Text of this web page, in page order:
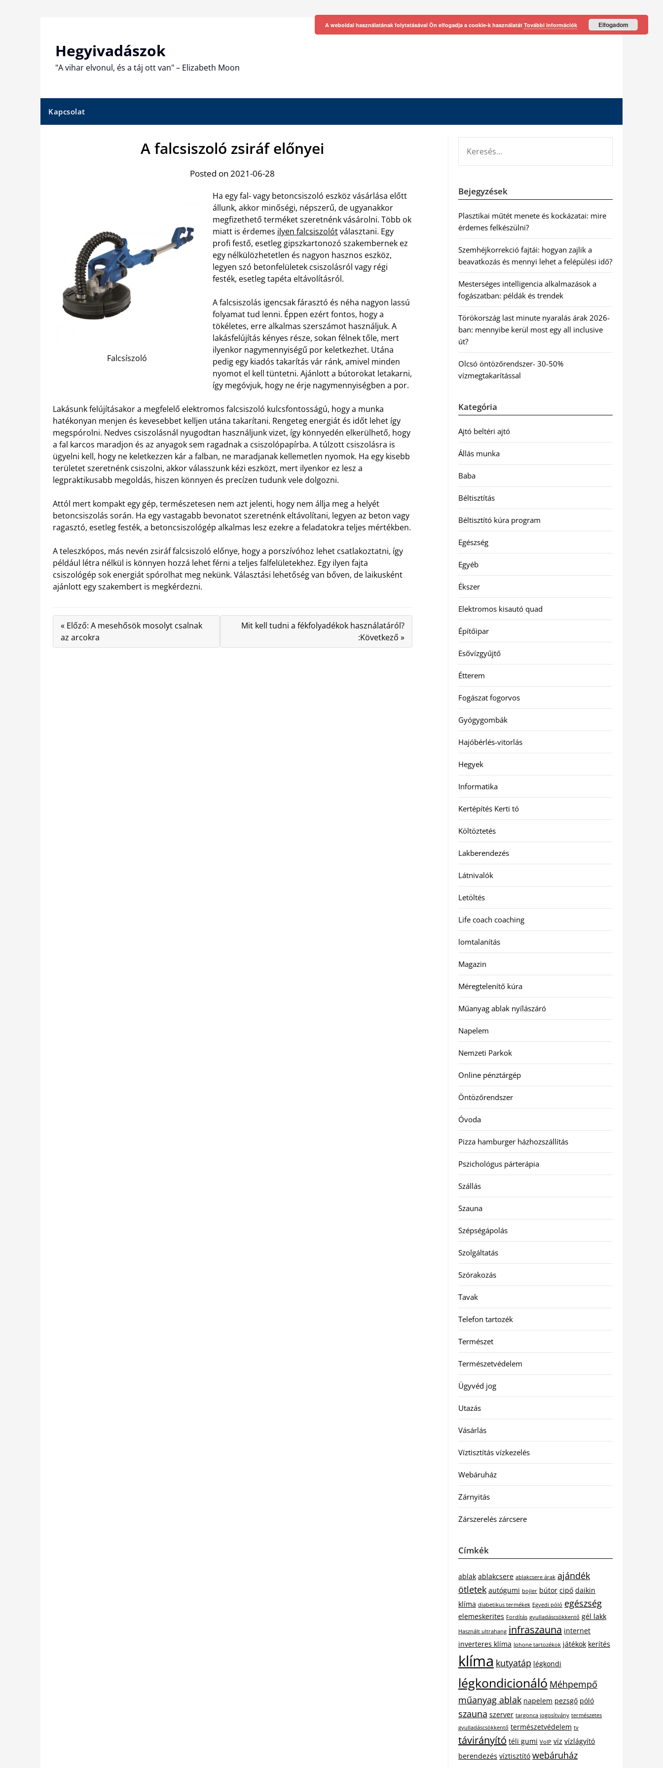
Hegyivadászok
"A vihar elvonul, és a táj ott van" – Elizabeth Moon
Kapcsolat
A falcsiszoló zsiráf előnyei
Posted on 2021-06-28
Falcsíszoló
Ha egy fal- vagy betoncsiszoló eszköz vásárlása előtt
állunk, akkor minőségi, népszerű, de ugyanakkor
megfizethető terméket szeretnénk vásárolni. Több ok
miatt is érdemes ilyen falcsiszolótválasztani. Egy
profi festő, esetleg gipszkartonozó szakembernek ez
egy nélkülözhetetlen és nagyon hasznos eszköz,
legyen szó betonfelületek csiszolásról vagy régi
festék, esetleg tapéta eltávolításról.
A falcsiszolás igencsak fárasztó és néha nagyon lassú
folyamat tud lenni. Éppen ezért fontos, hogy a
tökéletes, erre alkalmas szerszámot használjuk. A
lakásfelújítás kényes része, sokan félnek tőle, mert
ilyenkor nagymennyiségű por keletkezhet. Utána
pedig egy kiadós takarítás vár ránk, amivel minden
nyomot el kell tüntetni. Ajánlott a bútorokat letakarni,
így megóvjuk, hogy ne érje nagymennyiségben a por.
Lakásunk felújításakor a megfelelő elektromos falcsiszoló kulcsfontosságú, hogy a munka
hatékonyan menjen és kevesebbet kelljen utána takarítani. Rengeteg energiát és időt lehet így
megspórolni. Nedves csiszolásnál nyugodtan használjunk vizet, így könnyedén elkerülhető, hogy
a fal karcos maradjon és az anyagok sem ragadnak a csiszolópapírba. A túlzott csiszolásra is
ügyelni kell, hogy ne keletkezzen kár a falban, ne maradjanak kellemetlen nyomok. Ha egy kisebb
területet szeretnénk csiszolni, akkor válasszunk kézi eszközt, mert ilyenkor ez lesz a
legpraktikusabb megoldás, hiszen könnyen és precízen tudunk vele dolgozni.
Attól mert kompakt egy gép, természetesen nem azt jelenti, hogy nem állja meg a helyét
betoncsiszolás során. Ha egy vastagabb bevonatot szeretnénk eltávolítani, legyen az beton vagy
ragasztó, esetleg festék, a betoncsiszológép alkalmas lesz ezekre a feladatokra teljes mértékben.
A teleszkópos, más nevén zsiráf falcsiszoló előnye, hogy a porszívóhoz lehet csatlakoztatni, így
például létra nélkül is könnyen hozzá lehet férni a teljes falfelületekhez. Egy ilyen fajta
csiszológép sok energiát spórolhat meg nekünk. Választási lehetőség van bőven, de laikusként
ajánlott egy szakembert is megkérdezni.
« Előző: A mesehősök mosolyt csalnak
az arcokra
Mit kell tudni a fékfolyadékok használatáról?
:Következő »
Bejegyzések
Plasztikai műtét menete és kockázatai: mire
érdemes felkészülni?
Szemhéjkorrekció fajtái: hogyan zajlik a
beavatkozás és mennyi lehet a felépülési idő?
Mesterséges intelligencia alkalmazások a
fogászatban: példák és trendek
Törökország last minute nyaralás árak 2026-
ban: mennyibe kerül most egy all inclusive
út?
Olcsó öntözőrendszer- 30-50%
vízmegtakarítással
Kategória
Ajtó beltéri ajtó
Állás munka
Baba
Béltisztítás
Béltisztító kúra program
Egészség
Egyéb
Ékszer
Elektromos kisautó quad
Építőipar
Esővízgyűjtő
Étterem
Fogászat fogorvos
Gyógygombák
Hajóbérlés-vitorlás
Hegyek
Informatika
Kertépítés Kerti tó
Költöztetés
Lakberendezés
Látnivalók
Letöltés
Life coach coaching
lomtalanítás
Magazin
Méregtelenítő kúra
Műanyag ablak nyílászáró
Napelem
Nemzeti Parkok
Online pénztárgép
Öntözőrendszer
Óvoda
Pizza hamburger házhozszállítás
Pszichológus párterápia
Szállás
Szauna
Szépségápolás
Szolgáltatás
Szórakozás
Tavak
Telefon tartozék
Természet
Természetvédelem
Ügyvéd jog
Utazás
Vásárlás
Víztisztítás vízkezelés
Webáruház
Zárnyitás
Zárszerelés zárcsere
Címkék
ablak ablakcsere ablakcsere árak ajándék
ötletek autógumi bojler bútor cipő daikin
klíma diabetikus termékek Egyedi póló egészség
elemeskerites Fordítás gyulladáscsökkentő gél lakk
Használt ultrahang infraszauna internet
inverteres klíma Iphone tartozékok játékok kerítés
klíma kutyatáp légkondi
légkondicionáló Méhpempő
műanyag ablak napelem pezsgő póló
szauna szerver targonca jogosítvány természetes
gyulladáscsökkentő természetvédelem tv
távirányító téli gumi VoIP víz vízlágyító
berendezés víztisztító webáruház
A weboldal használatának folytatásával Ön elfogadja a cookie-k használatát További információk Elfogadom